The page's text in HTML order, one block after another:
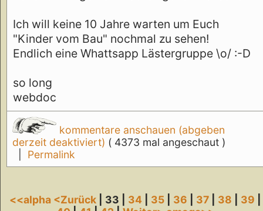
Ich will keine 10 Jahre warten um Euch
"Kinder vom Bau" nochmal zu sehen!
Endlich eine Whattsapp Lästergruppe \o/ :-D
so long
webdoc
kommentare anschauen (abgeben
derzeit deaktiviert) ( 4373 mal angeschaut )
Permalink
<<alpha <Zurück | 33 | 34 35 36 37 38 39